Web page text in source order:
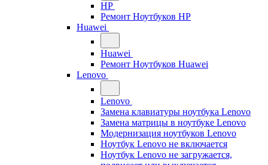
HP
Ремонт Ноутбуков HP
Huawei
Huawei
Ремонт Ноутбуков Huawei
Lenovo
Lenovo
Замена клавиатуры ноутбука Lenovo
Замена матрицы в ноутбуке Lenovo
Модернизация ноутбуков Lenovo
Ноутбук Lenovo не включается
Ноутбук Lenovo не загружается,